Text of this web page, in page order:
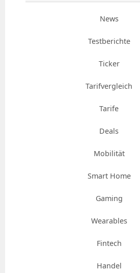
News
Testberichte
Ticker
Tarifvergleich
Tarife
Deals
Mobilität
Smart Home
Gaming
Wearables
Fintech
Handel